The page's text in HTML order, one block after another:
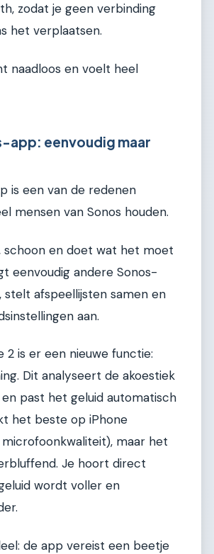
zodat je geen verbinding
het verplaatsen.
naadloos en voelt heel
app: eenvoudig maar
is een van de redenen
mensen van Sonos houden.
schoon en doet wat het moet
eenvoudig andere Sonos-
stelt afspeellijsten samen en
aan.
2 is er een nieuwe functie:
Dit analyseert de akoestiek
past het geluid automatisch
het beste op iPhone
maar het
Je hoort direct
wordt voller en
de app vereist een beetje